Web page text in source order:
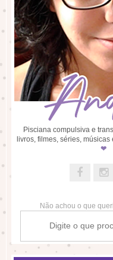
Pisciana compulsiva e
livros, filmes, séries,
❤
Não achou o que